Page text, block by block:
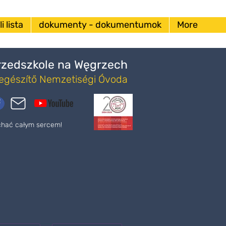
lista dokumenty - dokumentumok More
całym sercem!
na Węgrzech
Nemzetiségi Óvoda